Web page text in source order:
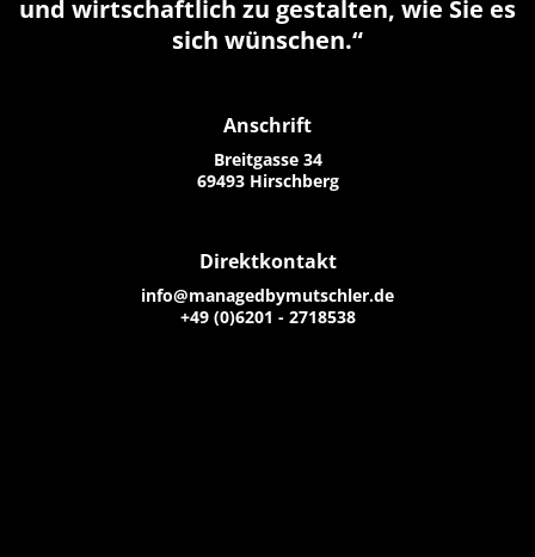
und wirtschaftlich zu gestalten, wie Sie es
sich wünschen.“
Anschrift
Breitgasse 34
69493 Hirschberg
Direktkontakt
info@managedbymutschler.de
+49 (0)6201 - 2718538